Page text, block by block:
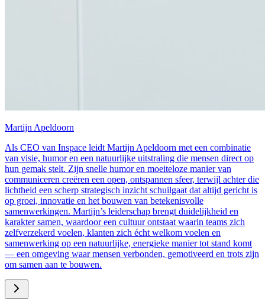
Martijn Apeldoorn
Als CEO van Inspace leidt Martijn Apeldoorn met een combinatie
van visie, humor en een natuurlijke uitstraling die mensen direct op
hun gemak stelt. Zijn snelle humor en moeiteloze manier van
communiceren creëren een open, ontspannen sfeer, terwijl achter die
lichtheid een scherp strategisch inzicht schuilgaat dat altijd gericht is
op groei, innovatie en het bouwen van betekenisvolle
samenwerkingen. Martijn’s leiderschap brengt duidelijkheid en
karakter samen, waardoor een cultuur ontstaat waarin teams zich
zelfverzekerd voelen, klanten zich écht welkom voelen en
samenwerking op een natuurlijke, energieke manier tot stand komt
— een omgeving waar mensen verbonden, gemotiveerd en trots zijn
om samen aan te bouwen.